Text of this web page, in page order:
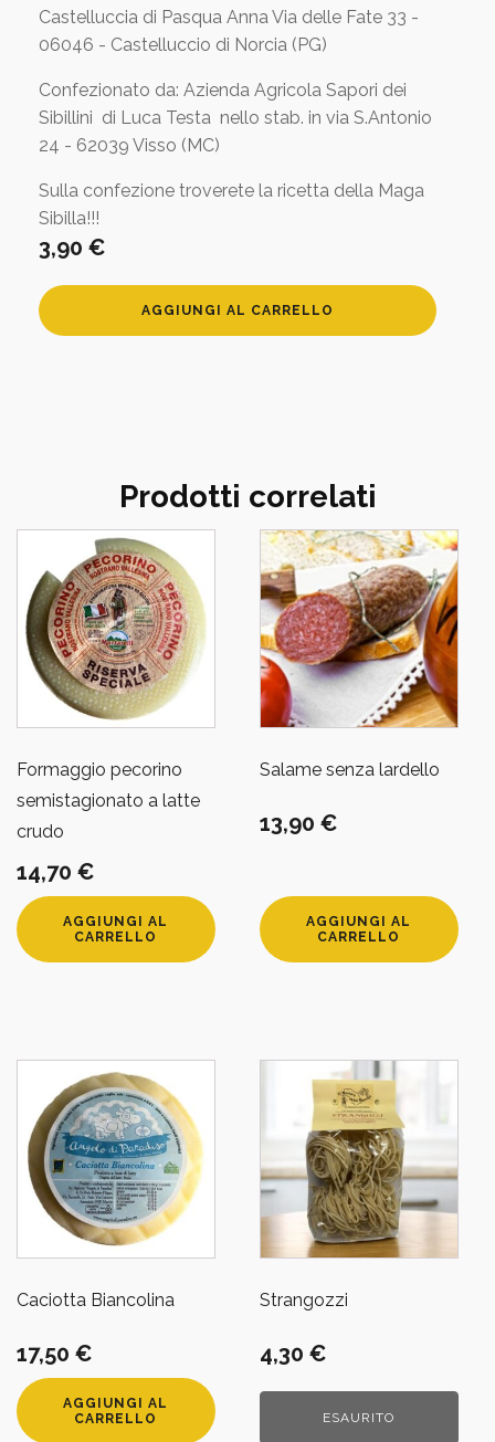
Castelluccia di Pasqua Anna Via delle Fate 33 -
06046 - Castelluccio di Norcia (PG)
Confezionato da: Azienda Agricola Sapori dei
Sibillini di Luca Testa nello stab. in via S.Antonio
24 - 62039 Visso (MC)
Sulla confezione troverete la ricetta della Maga
Sibilla!!!
3,90 €
Zuppa
Sibilla
AGGIUNGI AL CARRELLO
Prodotti correlati
Formaggio pecorino
semistagionato a latte
crudo
14,70 €
AGGIUNGI AL
CARRELLO
Salame senza lardello
13,90 €
AGGIUNGI AL
CARRELLO
Caciotta Biancolina
17,50 €
AGGIUNGI AL
CARRELLO
Strangozzi
4,30 €
ESAURITO